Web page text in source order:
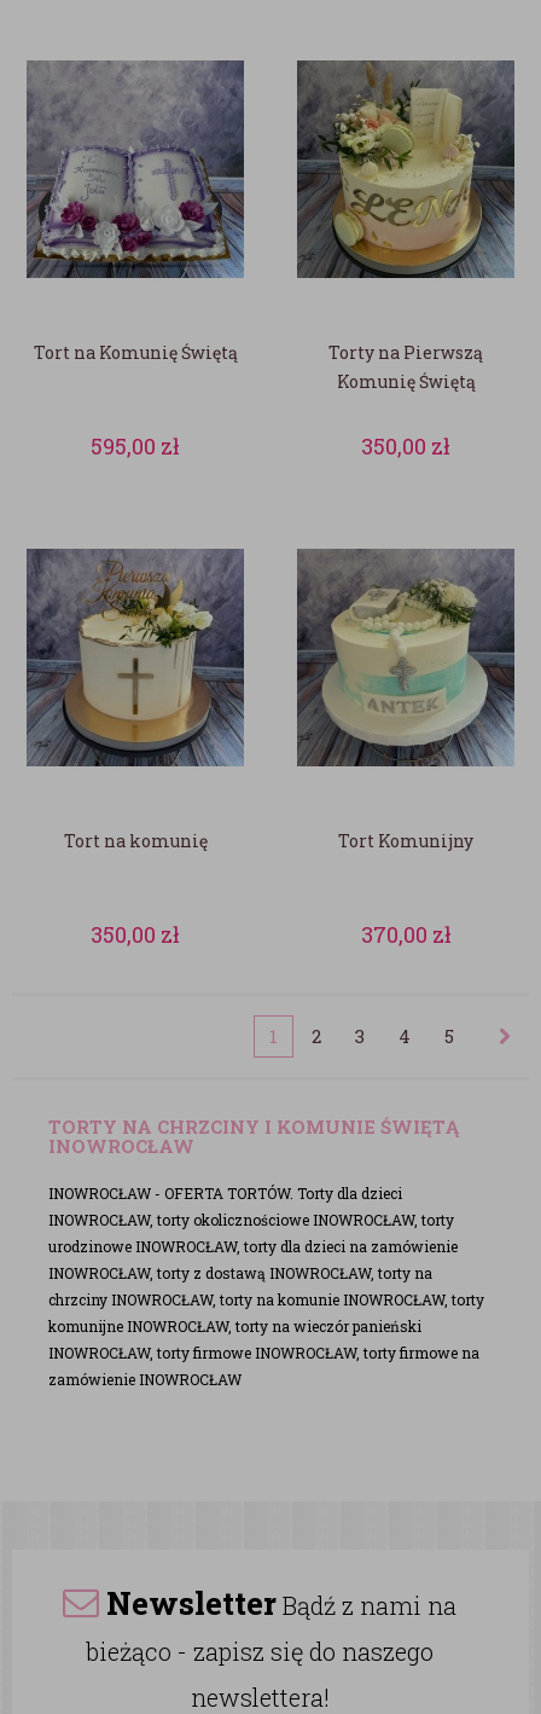
Tort na Komunię Świętą
595,00 zł
Torty na Pierwszą
Komunię Świętą
350,00 zł
Tort na komunię
350,00 zł
Tort Komunijny
370,00 zł
1 2 3 4 5
TORTY NA CHRZCINY I KOMUNIE ŚWIĘTĄ
INOWROCŁAW
INOWROCŁAW - OFERTA TORTÓW. Torty dla dzieci
INOWROCŁAW, torty okolicznościowe INOWROCŁAW, torty
urodzinowe INOWROCŁAW, torty dla dzieci na zamówienie
INOWROCŁAW, torty z dostawą INOWROCŁAW, torty na
chrzciny INOWROCŁAW, torty na komunie INOWROCŁAW, torty
komunijne INOWROCŁAW, torty na wieczór panieński
INOWROCŁAW, torty firmowe INOWROCŁAW, torty firmowe na
zamówienie INOWROCŁAW
NewsletterBądź z nami na
bieżąco - zapisz się do naszego
newslettera!